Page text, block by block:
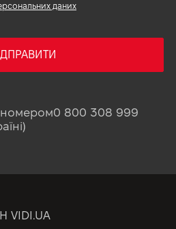
даних
номером0 800 308 999
VIDI.UA